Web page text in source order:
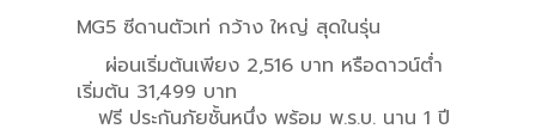
MG5 ซีดานตัวเท่ กว้าง ใหญ่ สุดในรุ่น
ผ่อนเริ่มต้นเพียง 2,516 บาท หรือดาวน์ต่ำ
เริ่มต้น 31,499 บาท
ฟรี ประกันภัยชั้นหนึ่ง พร้อม พ.ร.บ. นาน 1 ปี